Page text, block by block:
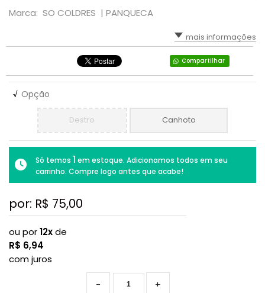
Marca: SO COLDRES | PANQUECA
mais informações
Compartilhar
√ Opção
Destro Canhoto
Só temos 1 em estoque. Adicionamos todos em seu
carrinho. Compre logo antes que acabe!
por: R$ 75,00
ou por12xde
R$ 6,94
com juros
+
-